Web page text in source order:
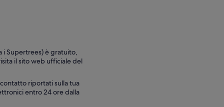
i Supertrees) è gratuito,
il sito web ufficiale del
riportati sulla tua
entro 24 ore dalla